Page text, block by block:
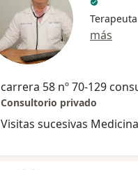
más
Consultorio privado
Visitas sucesivas